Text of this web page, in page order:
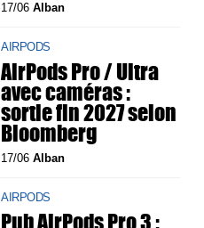
17/06Alban
AIRPODS
AirPods Pro / Ultra
avec caméras :
sortie fin 2027 selon
Bloomberg
17/06Alban
AIRPODS